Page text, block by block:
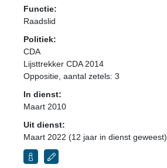
Functie:
Raadslid
Politiek:
CDA
Lijsttrekker CDA 2014
Oppositie , aantal zetels: 3
In dienst:
Maart 2010
Uit dienst:
Maart 2022 (12 jaar in dienst geweest)